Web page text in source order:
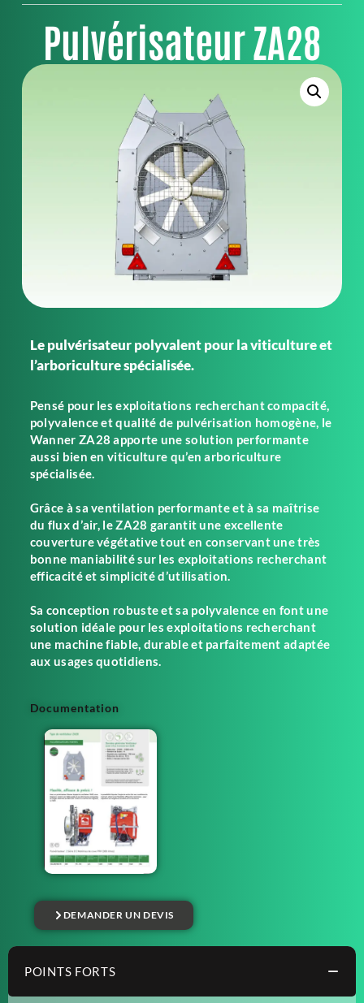
Pulvérisateur ZA28
Le pulvérisateur polyvalent pour la viticulture et
l’arboriculture spécialisée.
Pensé pour les exploitations recherchant compacité,
polyvalence et qualité de pulvérisation homogène, le
Wanner ZA28 apporte une solution performante
aussi bien en viticulture qu’en arboriculture
spécialisée.
Grâce à sa ventilation performante et à sa maîtrise
du flux d’air, le ZA28 garantit une excellente
couverture végétative tout en conservant une très
bonne maniabilité sur les exploitations recherchant
efficacité et simplicité d’utilisation.
Sa conception robuste et sa polyvalence en font une
solution idéale pour les exploitations recherchant
une machine fiable, durable et parfaitement adaptée
aux usages quotidiens.
Documentation
DEMANDER UN DEVIS
POINTS FORTS